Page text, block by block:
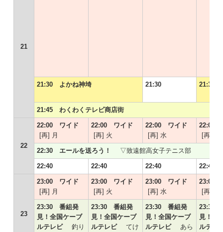
21
21:30 よかね神埼 21:30 21:30
21:45 わくわくテレビ商店街
22
22:00 ワイド
[再] 月
22:00 ワイド
[再] 火
22:00 ワイド
[再] 水
22:00
[再] 木
22:30 エールを送ろう！ ▽致遠館高女子テニス部
22:40 22:40 22:40 22:40
23
23:00 ワイド
[再] 月
23:00 ワイド
[再] 火
23:00 ワイド
[再] 水
23:00
[再] 木
23:30 番組発
見！全国ケーブ
ルテレビ
釣り
23:30 番組発
見！全国ケーブ
ルテレビ
てけ
23:30 番組発
見！全国ケーブ
ルテレビ
あら
23:30
見！全
ルテ